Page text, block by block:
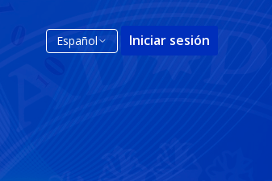
Español Iniciar sesión